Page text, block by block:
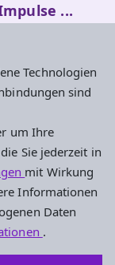
Technologien
sind
um Ihre
Sie jederzeit in
mit Wirkung
Informationen
Daten
.
...